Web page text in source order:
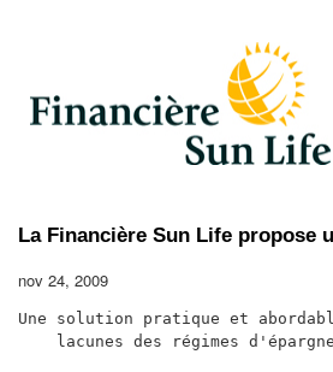
La Financière Sun Life propose
nov 24, 2009
Une solution pratique et
lacunes des régimes